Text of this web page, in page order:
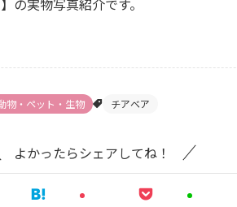
の実物写真紹介です。
物・ペット・生物 チアベア
よかったらシェアしてね！